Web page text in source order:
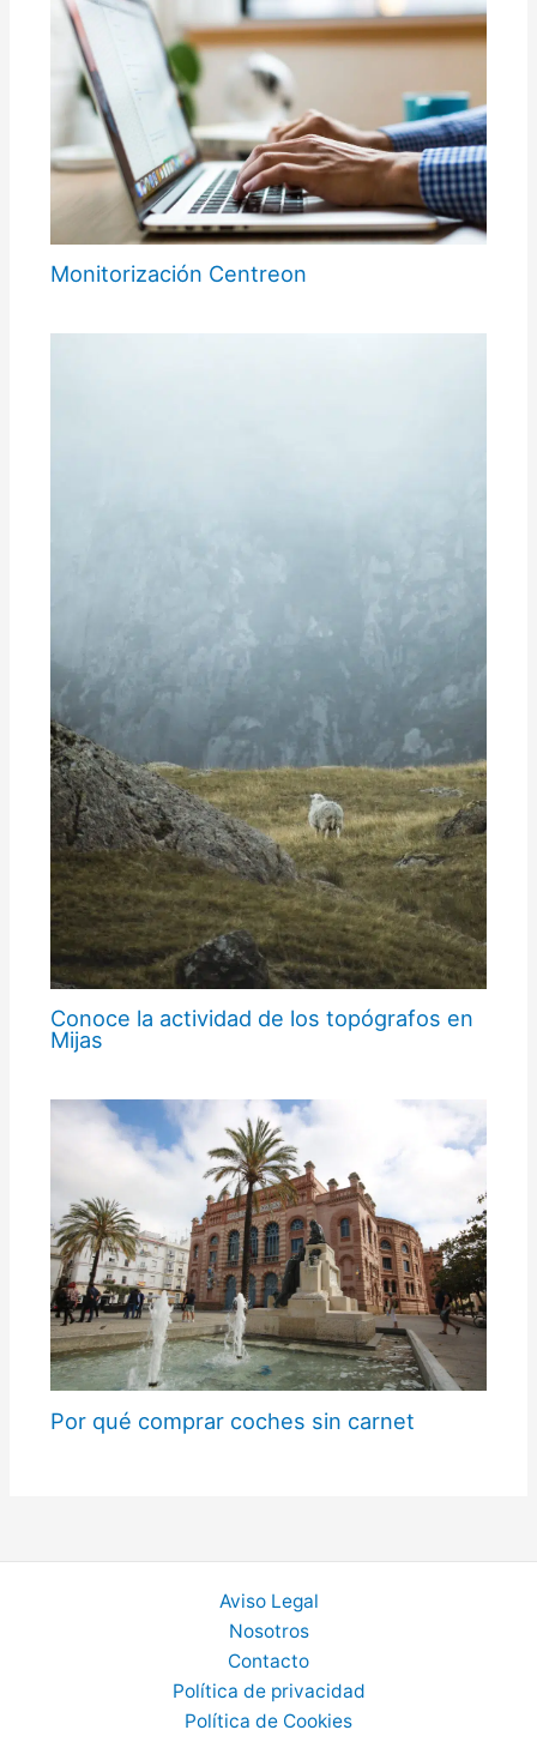
Monitorización Centreon
Conoce la actividad de los topógrafos en
Mijas
Por qué comprar coches sin carnet
Aviso Legal
Nosotros
Contacto
Política de privacidad
Política de Cookies